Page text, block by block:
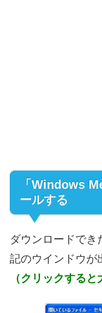
「Windows
ールする
ダウンロードでき
記のウインドウが
（クリックする